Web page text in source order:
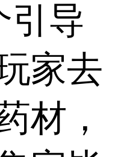
引导
家去
材，